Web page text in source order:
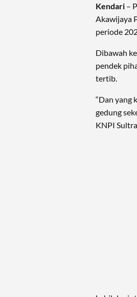
Kendari –
Akawijaya
periode
Dibawah
pendek
tertib.
“Dan yang
gedung
KNPI